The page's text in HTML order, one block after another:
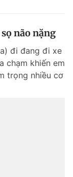
não nặng
đi đang đi xe
chạm khiến em
trọng nhiều cơ